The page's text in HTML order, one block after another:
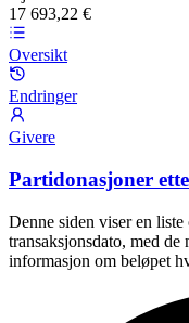
17 693,22 €
Oversikt
Endringer
Givere
Partidonasjoner
Denne siden viser en
transaksjonsdato, med
informasjon om beløpet